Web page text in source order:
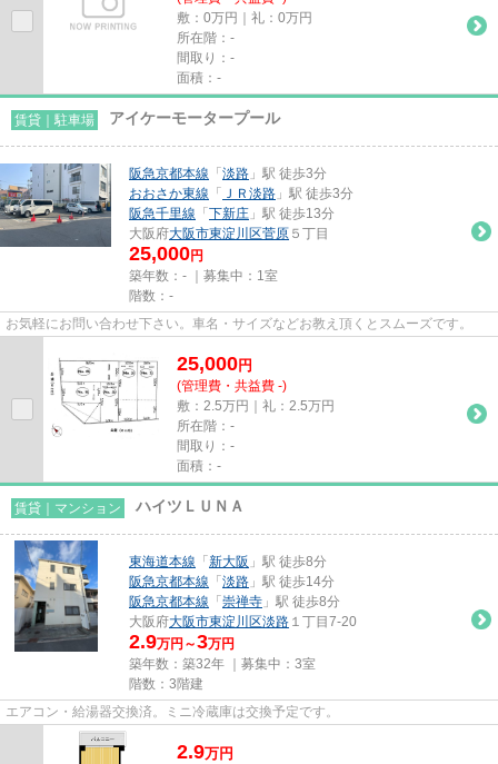
敷：0万円｜礼：0万円
所在階：-
間取り：-
面積：-
賃貸｜駐車場 アイケーモータープール
阪急京都本線 「 淡路 」駅 徒歩3分
おおさか東線 「 ＪＲ淡路 」駅 徒歩3分
阪急千里線 「 下新庄 」駅 徒歩13分
大阪府大阪市東淀川区菅原 ５丁目
25,000円
築年数：- ｜募集中： 1室
階数：-
お気軽にお問い合わせ下さい。車名・サイズなどお教え頂くとスムーズです。
25,000円
(管理費・共益費 -)
敷：2.5万円｜礼：2.5万円
所在階：-
間取り：-
面積：-
賃貸｜マンション ハイツＬＵＮＡ
東海道本線 「 新大阪 」駅 徒歩8分
阪急京都本線 「 淡路 」駅 徒歩14分
阪急京都本線 「 崇禅寺 」駅 徒歩8分
大阪府大阪市東淀川区淡路 １丁目7-20
2.9万円～3万円
築年数：築32年 ｜募集中： 3室
階数：3階建
エアコン・給湯器交換済。ミニ冷蔵庫は交換予定です。
2.9万円